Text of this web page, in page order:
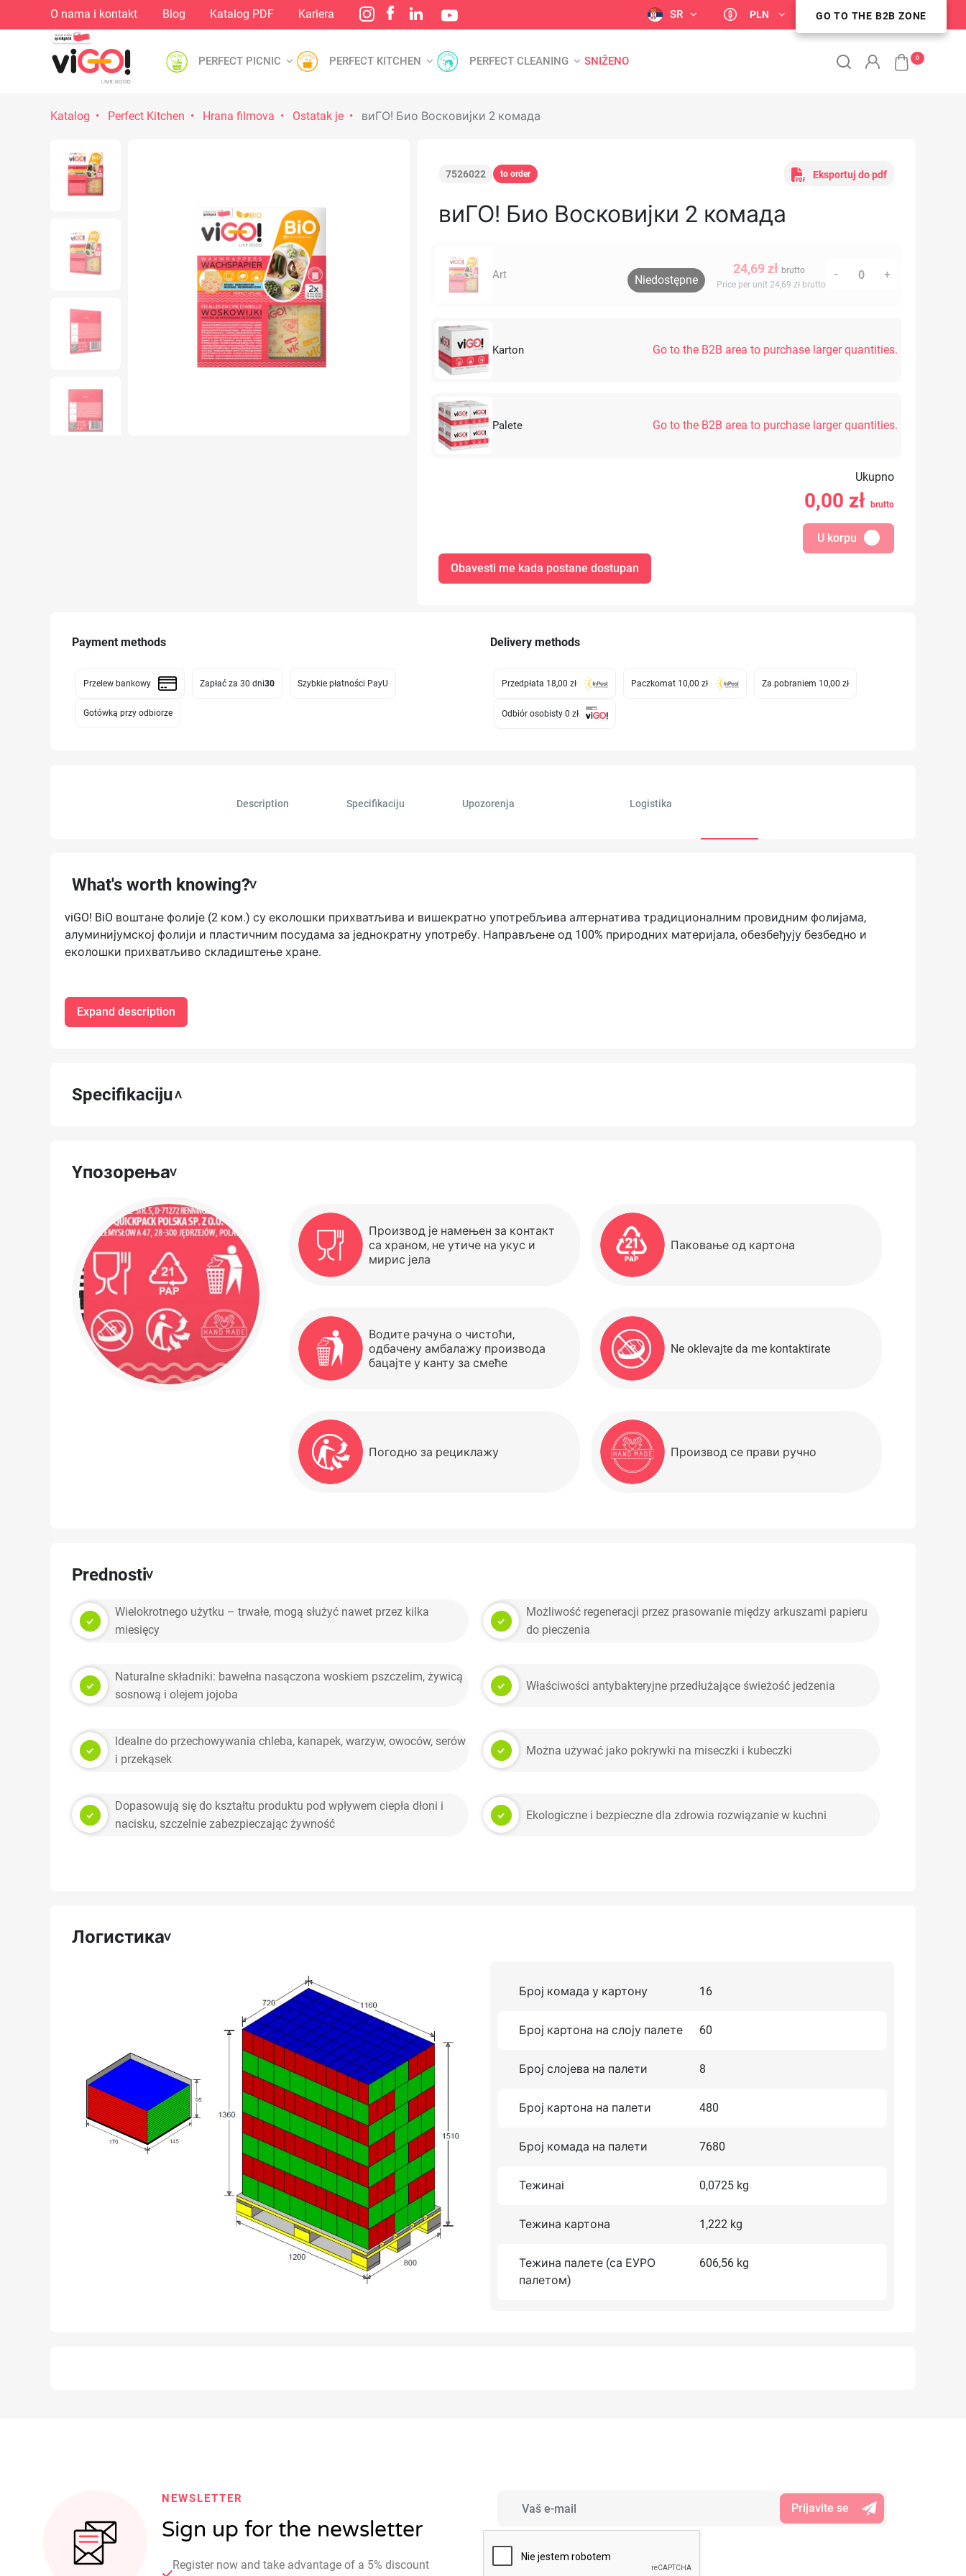
O nama i kontakt Blog Katalog PDF Kariera SR PLN STREFA KLIENTA B2B
GO TO THE B2B ZONE
PERFECT PICNIC PERFECT KITCHEN PERFECT CLEANING SNIŽENO 0
Katalog Perfect Kitchen Hrana filmova Ostatak je виГО! Био Восковијки 2 комада
7526022 to order Eksportuj do pdf
виГО! Био Восковијки 2 комада
Art 24,69 zł brutto
Price per unit 24,69 zł brutto
- +
Niedostępne
Karton Go to the B2B area to purchase larger quantities.
Palete Go to the B2B area to purchase larger quantities.
Ukupno
0,00 zł brutto
U korpu
Obavesti me kada postane dostupan
Payment methods
Przelew bankowy Zapłać za 30 dni30 Szybkie płatności PayU
Gotówką przy odbiorze
Delivery methods
Przedpłata 18,00 zł Paczkomat 10,00 zł Za pobraniem 10,00 zł
Odbiór osobisty 0 zł
Description Specifikaciju Upozorenja Logistika
What's worth knowing?
viGO! BiO воштане фолије (2 ком.) су еколошки прихватљива и вишекратно употребљива алтернатива традиционалним провидним фолијама,
алуминијумској фолији и пластичним посудама за једнократну употребу. Направљене од 100% природних материјала, обезбеђују безбедно и
еколошки прихватљиво складиштење хране.
Expand description
Specifikaciju
Yпозорења
Производ је намењен за контакт
са храном, не утиче на укус и
мирис јела
Паковање од картона
Водите рачуна о чистоћи,
одбачену амбалажу производа
бацајте у канту за смеће
Ne oklevajte da me kontaktirate
Погодно за рециклажу Производ се прави ручно
Prednosti
Wielokrotnego użytku – trwałe, mogą służyć nawet przez kilka
miesięcy
Możliwość regeneracji przez prasowanie między arkuszami papieru
do pieczenia
Naturalne składniki: bawełna nasączona woskiem pszczelim, żywicą
sosnową i olejem jojoba
Właściwości antybakteryjne przedłużające świeżość jedzenia
Idealne do przechowywania chleba, kanapek, warzyw, owoców, serów
i przekąsek
Można używać jako pokrywki na miseczki i kubeczki
Dopasowują się do kształtu produktu pod wpływem ciepła dłoni i
nacisku, szczelnie zabezpieczając żywność
Ekologiczne i bezpieczne dla zdrowia rozwiązanie w kuchni
Логистика
Број комада у картону 16
Број картона на слоју палете 60
Број слојева на палети 8
Број картона на палети 480
Број комада на палети 7680
Тежинаi 0,0725 kg
Тежина картона 1,222 kg
Тежина палете (са ЕУРО
палетом)
606,56 kg
NEWSLETTER
Sign up for the newsletter
Register now and take advantage of a 5% discount